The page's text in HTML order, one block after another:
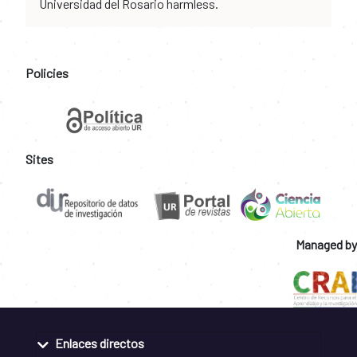
Universidad del Rosario harmless.
Policies
Sites
Managed by
Enlaces directos